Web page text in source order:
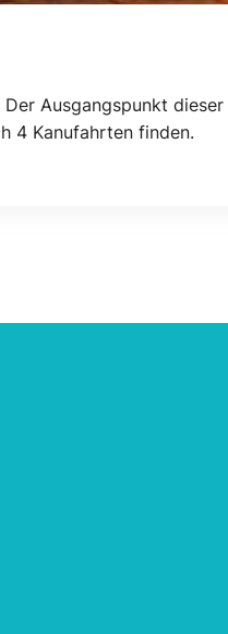
Ausgangspunkt
4 Kanufahrten finden.